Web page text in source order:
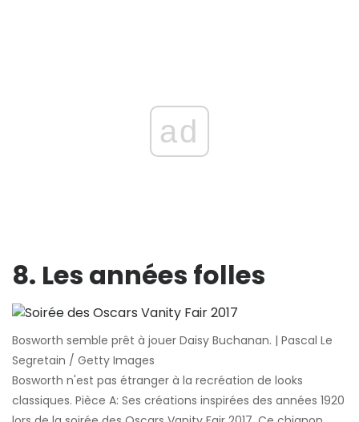
ad
8. Les années folles
Bosworth semble prêt à jouer Daisy Buchanan. | Pascal Le
Segretain / Getty Images
Bosworth n'est pas étranger à la recréation de looks
classiques. Pièce A: Ses créations inspirées des années 1920